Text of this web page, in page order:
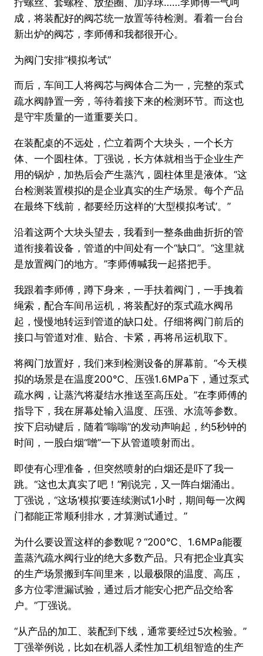
成，将装配好的阀芯统一放置等待检测。看着一台台
新出炉的阀芯，李师傅和我都很开心。
为阀门安排“模拟考试”
而后，车间工人将阀芯与阀体合二为一，完整的泵式
疏水阀静置一旁，等待着接下来的检测环节。而这也
是守牢质量的一道重要关口。
在装配桌的不远处，伫立着两个大块头，一个长方
体、一个圆柱体。丁强说，长方体就相当于企业生产
用的锅炉，加热后会产生蒸汽，圆柱体里是液体。“这
台检测装置模拟的是企业真实的生产场景。每个产品
在最终下线前，都要经历这样的‘大型模拟考试’。”
沿着这两个大块头望去，我看到一整条曲曲折折的管
道衔接着设备，管道的中间处有一个“缺口”。“这里就
是放置阀门的地方。”李师傅喊我一起搭把手。
我跟着李师傅，蹲下身来，一手扶着阀门，一手拽着
绳索，配合车间吊运机，将装配好的泵式疏水阀吊
起，慢慢地转运到管道的缺口处。仔细将阀门前后的
接口与管道对准、贴合、卡紧，再将吊运机取下。
将阀门放置好，我们来到检测设备的屏幕前。“今天模
拟的场景是在温度200℃、压强1.6MPa下，通过泵式
疏水阀，让蒸汽将凝结水推送至高压处。”在李师傅的
指导下，我在屏幕处输入温度、压强、水流等参数。
按下启动键后，随着“嗡嗡”的发动声响起，约5秒钟的
时间，一股白烟“噌”一下从管道喷射而出。
即使有心理准备，但突然喷射的白烟还是吓了我一
跳。“这也太真实了吧！”刚说完，又一阵白烟涌出。
丁强说，“这场‘模拟’要连续测试1小时，期间每一次阀
门都能正常顺利排水，才算测试通过。”
为什么要设置这样的参数呢？“200℃、1.6MPa能覆
盖蒸汽疏水阀行业的绝大多数产品。只有把企业真实
的生产场景搬到车间里来，以最极限的温度、高压，
多方位零泄漏试验，通过后才能安心把产品交给客
户。”丁强说。
“从产品的加工、装配到下线，通常要经过5次检验。”
丁强举例说，比如在机器人柔性加工机组智造的生产